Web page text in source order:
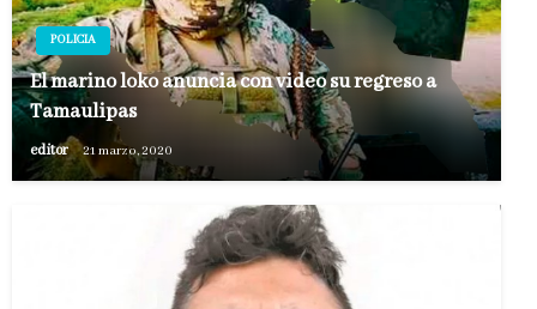
POLICIA
El marino loko anuncia con video su regreso a
Tamaulipas
editor 21 marzo, 2020